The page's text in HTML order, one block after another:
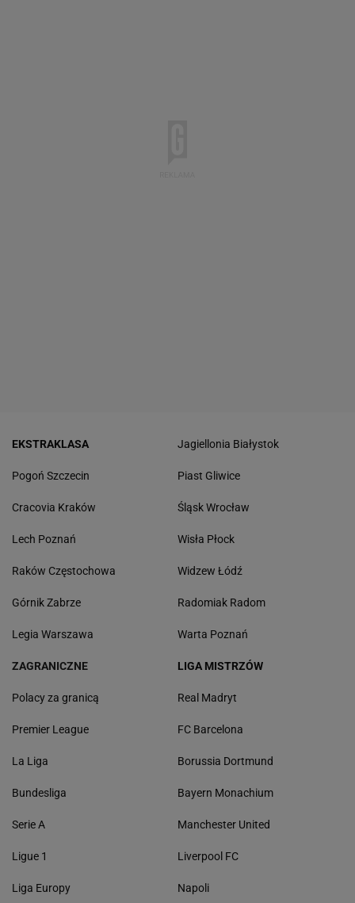
EKSTRAKLASA
Pogoń Szczecin
Cracovia Kraków
Lech Poznań
Raków Częstochowa
Górnik Zabrze
Legia Warszawa
Jagiellonia Białystok
Piast Gliwice
Śląsk Wrocław
Wisła Płock
Widzew Łódź
Radomiak Radom
Warta Poznań
ZAGRANICZNE
Polacy za granicą
Premier League
La Liga
Bundesliga
Serie A
Ligue 1
Liga Europy
LIGA MISTRZÓW
Real Madryt
FC Barcelona
Borussia Dortmund
Bayern Monachium
Manchester United
Liverpool FC
Napoli